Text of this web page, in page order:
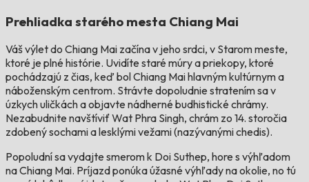
Prehliadka starého mesta Chiang Mai
Váš výlet do Chiang Mai začína v jeho srdci, v Starom meste,
ktoré je plné histórie. Uvidíte staré múry a priekopy, ktoré
pochádzajú z čias, keď bol Chiang Mai hlavným kultúrnym a
náboženským centrom. Strávte dopoludnie stratením sa v
úzkych uličkách a objavte nádherné budhistické chrámy.
Nezabudnite navštíviť Wat Phra Singh, chrám zo 14. storočia
zdobený sochami a lesklými vežami (nazývanými chedis).
Popoludní sa vydajte smerom k Doi Suthep, hore s výhľadom
na Chiang Mai. Príjazd ponúka úžasné výhľady na okolie, no tú